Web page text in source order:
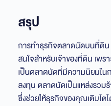
สรุป
การทำธุรกิจตลาดนัดบนที่ดิน
สนใจสำหรับเจ้าของที่ดิน เพ
เป็นตลาดนัดที่มีความนิยมใน
ลงทุน ตลาดนัดเป็นแหล่งรว
ซึ่งช่วยให้ธุรกิจของคุณเติบโต